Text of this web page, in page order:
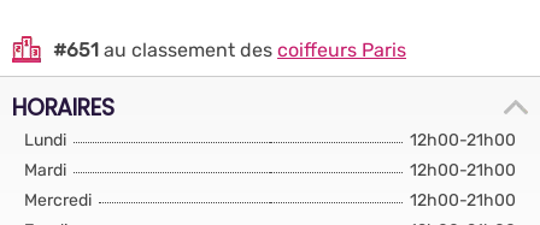
#651 au classement des coiffeurs Paris
HORAIRES
Lundi
12h00-21h00
Mardi
12h00-21h00
Mercredi
12h00-21h00